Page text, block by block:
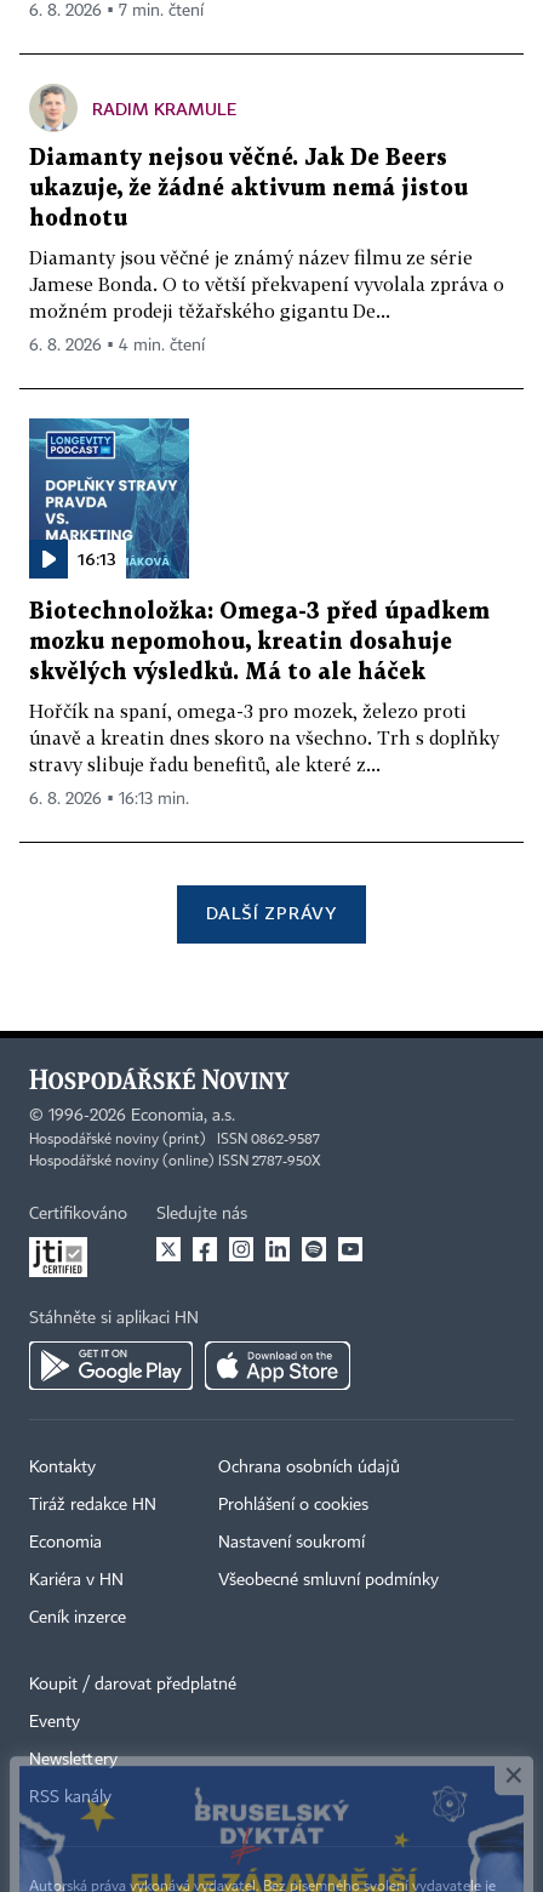
6. 8. 2026 ▪ 7 min. čtení
RADIM KRAMULE
Diamanty nejsou věčné. Jak De Beers
ukazuje, že žádné aktivum nemá jistou
hodnotu
Diamanty jsou věčné je známý název filmu ze série
Jamese Bonda. O to větší překvapení vyvolala zpráva o
možném prodeji těžařského gigantu De...
6. 8. 2026 ▪ 4 min. čtení
16:13
Biotechnoložka: Omega-3 před úpadkem
mozku nepomohou, kreatin dosahuje
skvělých výsledků. Má to ale háček
Hořčík na spaní, omega-3 pro mozek, železo proti
únavě a kreatin dnes skoro na všechno. Trh s doplňky
stravy slibuje řadu benefitů, ale které z...
6. 8. 2026 ▪ 16:13 min.
DALŠÍ ZPRÁVY
© 1996-2026 Economia, a.s.
Hospodářské noviny (print) ISSN 0862-9587
Hospodářské noviny (online) ISSN 2787-950X
Certifikováno Sledujte nás
Stáhněte si aplikaci HN
Kontakty
Tiráž redakce HN
Economia
Kariéra v HN
Ceník inzerce
Ochrana osobních údajů
Prohlášení o cookies
Nastavení soukromí
Všeobecné smluvní podmínky
Koupit / darovat předplatné
Eventy
Newslettery
RSS kanály
Autorská práva vykonává vydavatel. Bez písemného svolení vydavatele je